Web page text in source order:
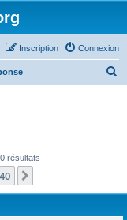
Connexion
Inscription
résultats
40